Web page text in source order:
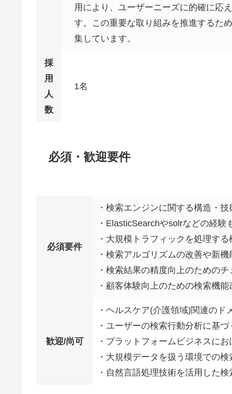
用により、ユーザーニーズに的確に応
す。この重要な取り組みを推進するた
集しています。
採
用
人
数
1名
必須・歓迎要件
必須要件
・検索エンジンに関する構造・
・ElasticSearchやsolrなどの経験
・大規模トラフィックを処理す
・検索アルゴリズムの改善や新
・検索結果の精度向上のための
・顧客体験向上のための検索機
歓迎/尚可
・ヘルスケア(介護領域)関連のド
・ユーザーの検索行動分析に基
・プラットフォームビジネスに
・大規模データを扱う環境での
・自然言語処理技術を活用した